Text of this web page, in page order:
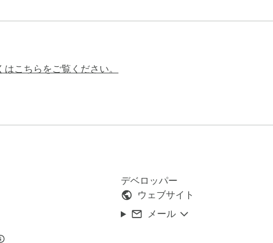
こちらをご覧ください。
デベロッパー
ウェブサイト
メール